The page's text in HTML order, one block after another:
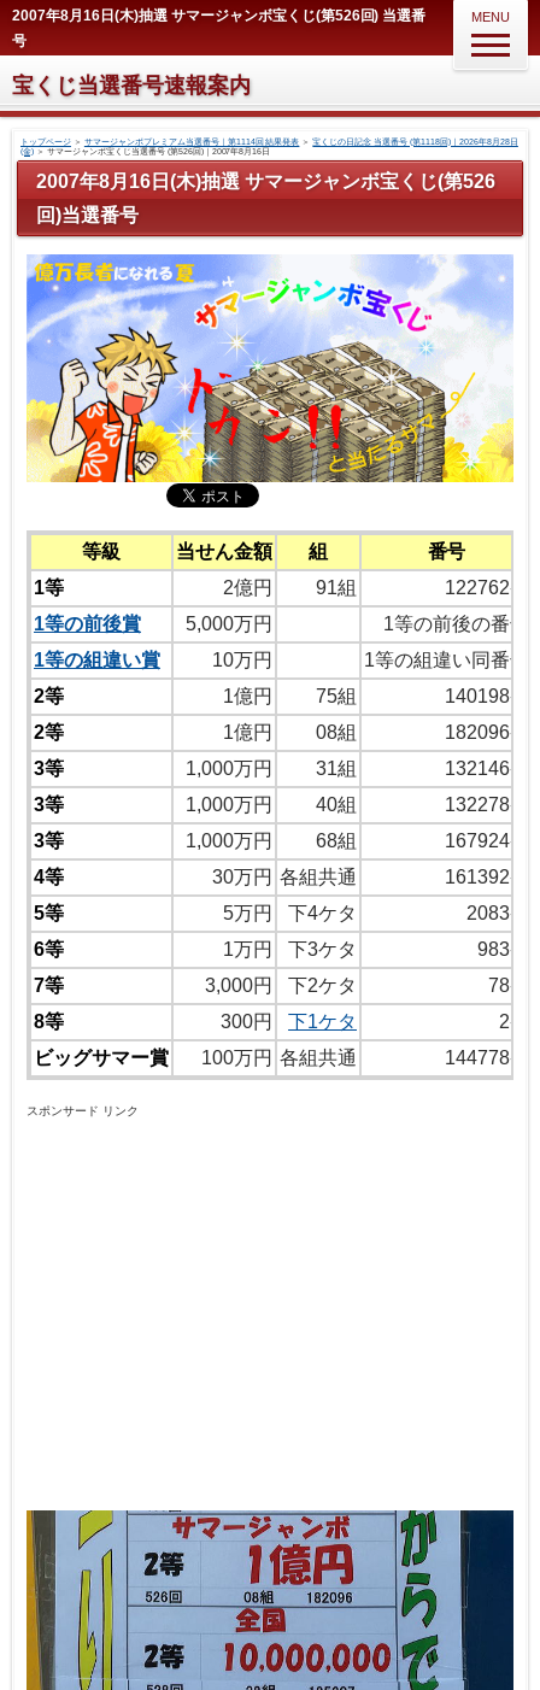
2007年8月16日(木)抽選 サマージャンボ宝くじ(第526回) 当選番
号
宝くじ当選番号速報案内
MENU
トップページ＞ サマージャンボプレミアム当選番号｜第1114回 結果発表 ＞宝くじの日記念 当選番号 (第1118回)｜2026年8月28日
(金)＞ サマージャンボ宝くじ当選番号 (第526回)｜2007年8月16日
2007年8月16日(木)抽選 サマージャンボ宝くじ(第526
回)当選番号
等級 当せん金額 組
番号
1等
2億円 91組
122762番
1等の前後賞
5,000万円
1等の前後の番号
1等の組違い賞
10万円
1等の組違い同番号
2等
1億円 75組
140198番
2等
1億円 08組
182096番
3等
1,000万円 31組
132146番
3等
1,000万円 40組
132278番
3等
1,000万円 68組
167924番
4等
30万円 各組共通
161392番
5等
5万円 下4ケタ
2083番
6等
1万円 下3ケタ
983番
7等
3,000円 下2ケタ
78番
8等
300円 下1ケタ
2番
ビッグサマー賞
100万円 各組共通 144778番
スポンサード リンク